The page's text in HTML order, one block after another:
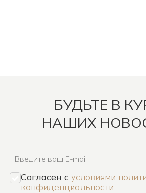
БУДЬТЕ В
НАШИХ
Введите ваш E-mail
Согласен c условиями
конфиденциальности